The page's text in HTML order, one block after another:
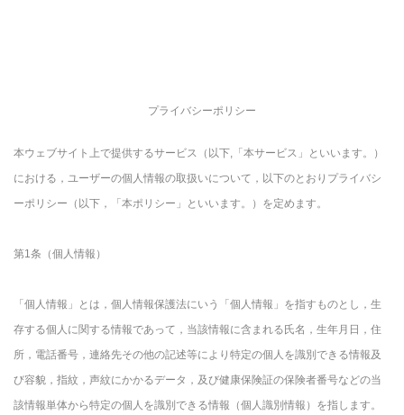
プライバシーポリシー
本ウェブサイト上で提供するサービス（以下,「本サービス」といいます。）
における，ユーザーの個人情報の取扱いについて，以下のとおりプライバシ
ーポリシー（以下，「本ポリシー」といいます。）を定めます。
第1条（個人情報）
「個人情報」とは，個人情報保護法にいう「個人情報」を指すものとし，生
存する個人に関する情報であって，当該情報に含まれる氏名，生年月日，住
所，電話番号，連絡先その他の記述等により特定の個人を識別できる情報及
び容貌，指紋，声紋にかかるデータ，及び健康保険証の保険者番号などの当
該情報単体から特定の個人を識別できる情報（個人識別情報）を指します。